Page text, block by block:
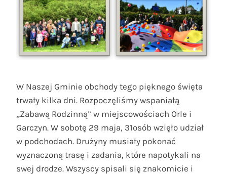
W Naszej Gminie obchody tego pięknego święta
trwały kilka dni. Rozpoczęliśmy wspaniałą
„Zabawą Rodzinną” w miejscowościach Orle i
Garczyn. W sobotę 29 maja, 31osób wzięło udział
w podchodach. Drużyny musiały pokonać
wyznaczoną trasę i zadania, które napotykali na
swej drodze. Wszyscy spisali się znakomicie i